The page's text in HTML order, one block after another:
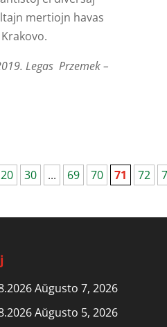
mertiojn havas
Legas Przemek –
20 30 ... 69 70 71 72
Aŭgusto 7, 2026
Aŭgusto 5, 2026